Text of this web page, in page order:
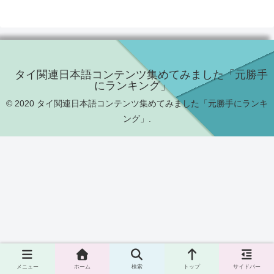
功した秘訣】と【ググっても出てこない
究極のくびれ作り】をインスタで公開
中。これからブログで更に詳しい最新版
を公開予定！レビュー：2022...
タイ関連日本語コンテンツ集めてみました「元勝手
にランキング」
© 2020 タイ関連日本語コンテンツ集めてみました「元勝手にランキ
ング」.
メニュー ホーム 検索 トップ サイドバー